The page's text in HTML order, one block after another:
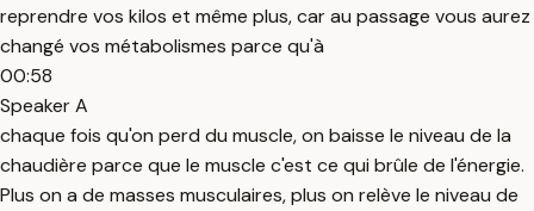
reprendre vos kilos et même plus, car au passage vous aurez
changé vos métabolismes parce qu'à
00:58
Speaker A
chaque fois qu'on perd du muscle, on baisse le niveau de la
chaudière parce que le muscle c'est ce qui brûle de l'énergie.
Plus on a de masses musculaires, plus on relève le niveau de